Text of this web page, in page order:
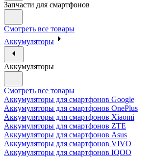
Запчасти для смартфонов
Смотреть все товары
Аккумуляторы
Аккумуляторы
Смотреть все товары
Аккумуляторы для смартфонов Google
Аккумуляторы для смартфонов OnePlus
Аккумуляторы для смартфонов Xiaomi
Аккумуляторы для смартфонов ZTE
Аккумуляторы для cмартфонов Asus
Аккумуляторы для смартфонов VIVO
Аккумуляторы для смартфонов IQOO